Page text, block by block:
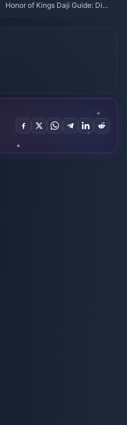
Honor of Kings Daji Guide: Die